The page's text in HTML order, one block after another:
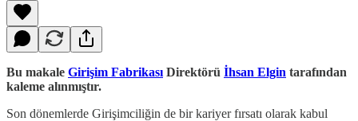
Bu makale Girişim Fabrikası Direktörü İhsan Elgin tarafından
kaleme alınmıştır.
Son dönemlerde Girişimciliğin de bir kariyer fırsatı olarak kabul